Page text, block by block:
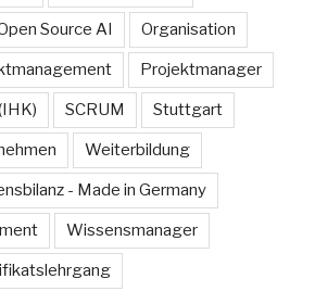
Source AI Organisation
Projektmanager
SCRUM Stuttgart
Weiterbildung
- Made in Germany
Wissensmanager